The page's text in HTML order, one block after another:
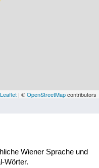
Landwirtschaft
Leaflet | ©OpenStreetMapcontributors
Wiener Sprache und
Wörter.